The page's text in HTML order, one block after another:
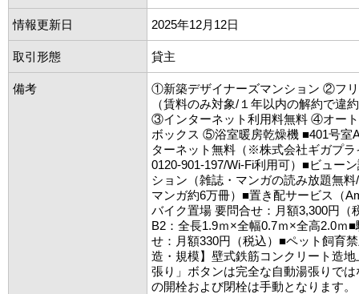
情報更新日 2025年12月12日
取引形態 貸主
備考
①新築デザイナーズマンション ②フ
（賃料のみ対象/１年以内の解約で違
③インターネット利用料無料 ④オー
ボックス ⑤浴室暖房乾燥機 ■401号室
ターネット無料（※株式会社ギガプラ
0120-901-197/Wi-Fi利用可）■ビュー
ション（雑誌・マンガの読み放題無
マンガ約6万冊）■置き配サービス（
バイク置場 要問合せ：月額3,300円（
B2：全長1.9ｍ×全幅0.7ｍ×全高2.0ｍ
せ：月額330円（税込）■ペット飼育
造・規模】壁式鉄筋コンクリート造
張り」ボタンは完全な自動湯張りで
の開栓および閉栓は手動となります。